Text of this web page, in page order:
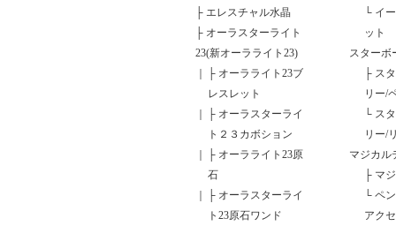
├ エレスチャル水晶
├ オーラスターライト
23(新オーラライト23)
├ オーラライト23ブ
レスレット
├ オーラスターライ
ト２３カボション
├ オーラライト23原
石
├ オーラスターライ
ト23原石ワンド
└ イ
ット
スターボ
├ ス
リー/
└ ス
リー/
マジカル
├ マ
└ ペ
アク